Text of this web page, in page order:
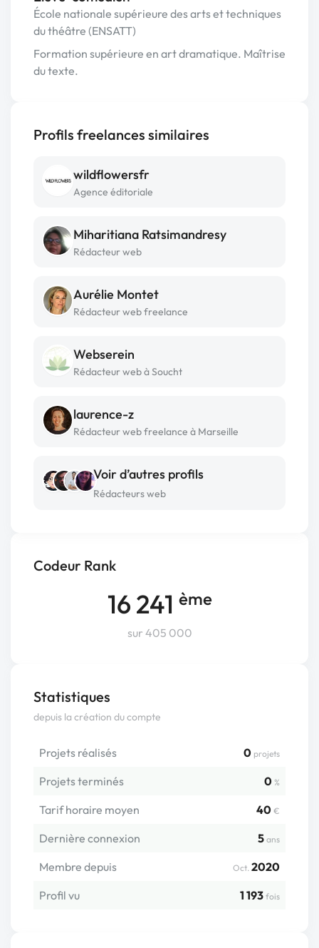
Codeur Rank
16 241 ème
sur 405 000
Statistiques
depuis la création du compte
Projets réalisés 0 projets
Projets terminés 0 %
Tarif horaire moyen 40 €
Dernière connexion 5 ans
Membre depuis Oct. 2020
Profil vu
1 193 fois
École nationale supérieure des arts et techniques
du théâtre (ENSATT)
Formation supérieure en art dramatique. Maîtrise
du texte.
Profils freelances similaires
wildflowersfr
Agence éditoriale
Miharitiana Ratsimandresy
Rédacteur web
Aurélie Montet
Rédacteur web freelance
Webserein
Rédacteur web à Soucht
laurence-z
Rédacteur web freelance à Marseille
Voir d’autres profils
Rédacteurs web